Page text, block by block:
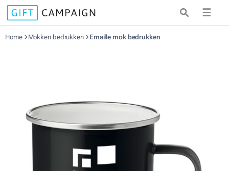
☰
Home Mokken bedrukken Emaille mok bedrukken